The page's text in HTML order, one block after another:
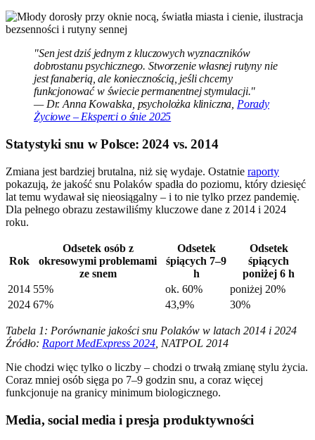
"Sen jest dziś jednym z kluczowych wyznaczników
dobrostanu psychicznego. Stworzenie własnej rutyny nie
jest fanaberią, ale koniecznością, jeśli chcemy
funkcjonować w świecie permanentnej stymulacji."
— Dr. Anna Kowalska, psycholożka kliniczna, Porady
Życiowe – Eksperci o śnie 2025
Statystyki snu w Polsce: 2024 vs. 2014
Zmiana jest bardziej brutalna, niż się wydaje. Ostatnie raporty
pokazują, że jakość snu Polaków spadła do poziomu, który dziesięć
lat temu wydawał się nieosiągalny – i to nie tylko przez pandemię.
Dla pełnego obrazu zestawiliśmy kluczowe dane z 2014 i 2024
roku.
Rok
Odsetek osób z
okresowymi problemami
ze snem
Odsetek
śpiących 7–9
h
Odsetek
śpiących
poniżej 6 h
2014 55% ok. 60%
poniżej 20%
2024 67% 43,9% 30%
Tabela 1: Porównanie jakości snu Polaków w latach 2014 i 2024
Źródło: Raport MedExpress 2024 , NATPOL 2014
Nie chodzi więc tylko o liczby – chodzi o trwałą zmianę stylu życia.
Coraz mniej osób sięga po 7–9 godzin snu, a coraz więcej
funkcjonuje na granicy minimum biologicznego.
Media, social media i presja produktywności